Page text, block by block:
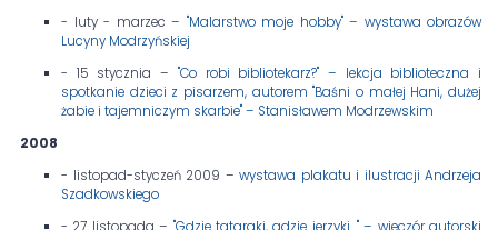
- luty - marzec – "Malarstwo moje hobby" – wystawa obrazów
Lucyny Modrzyńskiej
- 15 stycznia – "Co robi bibliotekarz?" – lekcja biblioteczna i
spotkanie dzieci z pisarzem, autorem "Baśni o małej Hani, dużej
żabie i tajemniczym skarbie" – Stanisławem Modrzewskim
2008
- listopad-styczeń 2009 – wystawa plakatu i ilustracji Andrzeja
Szadkowskiego
- 27 listopada – "Gdzie tataraki, gdzie jerzyki..." – wieczór autorski